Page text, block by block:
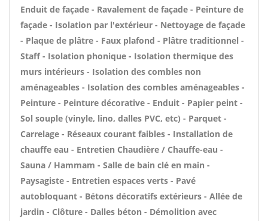
Enduit de façade - Ravalement de façade - Peinture de
façade - Isolation par l'extérieur - Nettoyage de façade
- Plaque de plâtre - Faux plafond - Plâtre traditionnel -
Staff - Isolation phonique - Isolation thermique des
murs intérieurs - Isolation des combles non
aménageables - Isolation des combles aménageables -
Peinture - Peinture décorative - Enduit - Papier peint -
Sol souple (vinyle, lino, dalles PVC, etc) - Parquet -
Carrelage - Réseaux courant faibles - Installation de
chauffe eau - Entretien Chaudière / Chauffe-eau -
Sauna / Hammam - Salle de bain clé en main -
Paysagiste - Entretien espaces verts - Pavé
autobloquant - Bétons décoratifs extérieurs - Allée de
jardin - Clôture - Dalles béton - Démolition avec